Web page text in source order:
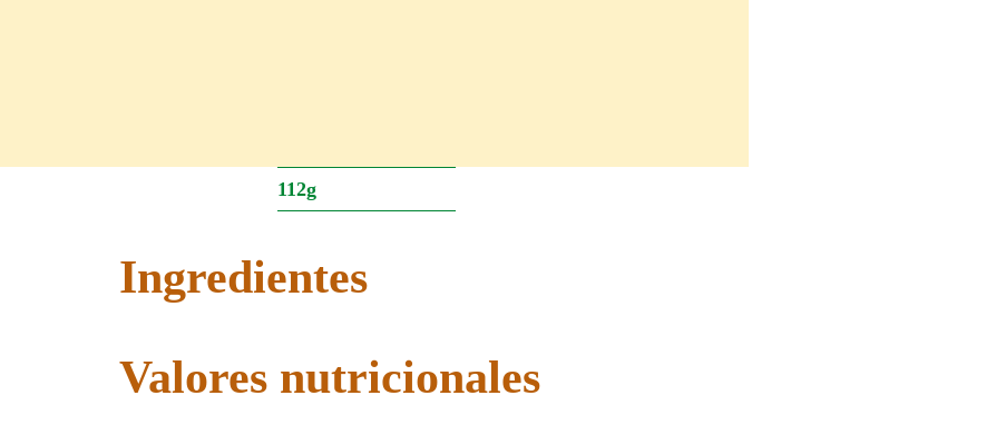
112g
Ingredientes
Valores nutricionales